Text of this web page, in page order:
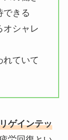
できる
シャレ
ていて
ゲインテッ